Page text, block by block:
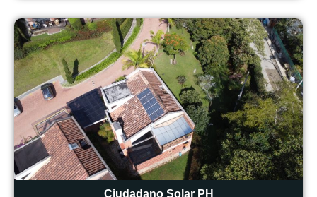
Ciudadano Solar PH